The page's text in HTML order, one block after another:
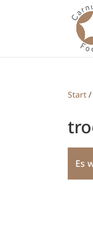
Start/
Es